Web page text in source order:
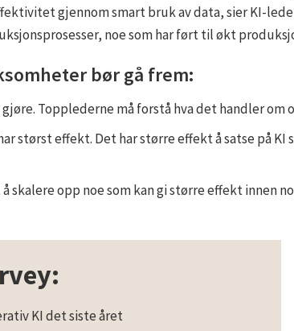
gjennom smart bruk av data, sier KI-
noe som har ført til økt
bør gå frem:
Topplederne må forstå hva det handler
størst effekt. Det har større effekt å satse på
skalere opp noe som kan gi større effekt innen
KI det siste året